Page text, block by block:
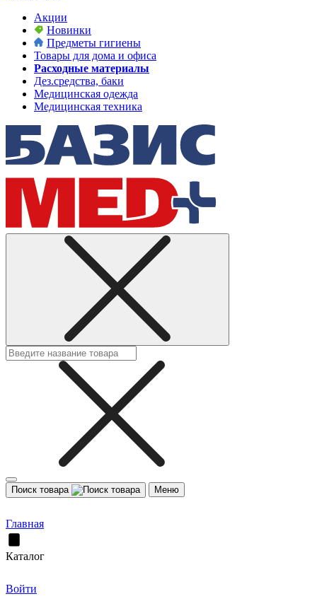
Акции
Новинки
Предметы гигиены
Товары для дома и офиса
Расходные материалы
Дез.средства, баки
Медицинская одежда
Медицинская техника
Поиск товара Меню
Главная
Каталог
Войти